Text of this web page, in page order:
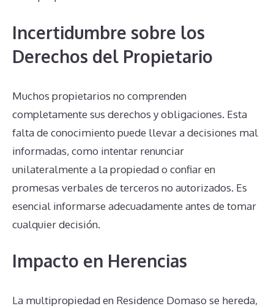
Incertidumbre sobre los
Derechos del Propietario
Muchos propietarios no comprenden
completamente sus derechos y obligaciones. Esta
falta de conocimiento puede llevar a decisiones mal
informadas, como intentar renunciar
unilateralmente a la propiedad o confiar en
promesas verbales de terceros no autorizados. Es
esencial informarse adecuadamente antes de tomar
cualquier decisión.
Impacto en Herencias
La multipropiedad en Residence Domaso se hereda,